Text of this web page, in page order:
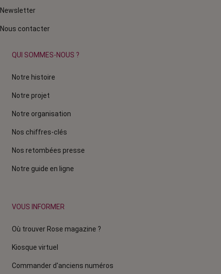
Newsletter
Nous contacter
QUI SOMMES-NOUS ?
Notre histoire
Notre projet
Notre organisation
Nos chiffres-clés
Nos retombées presse
Notre guide en ligne
VOUS INFORMER
Où trouver Rose magazine ?
Kiosque virtuel
Commander d'anciens numéros